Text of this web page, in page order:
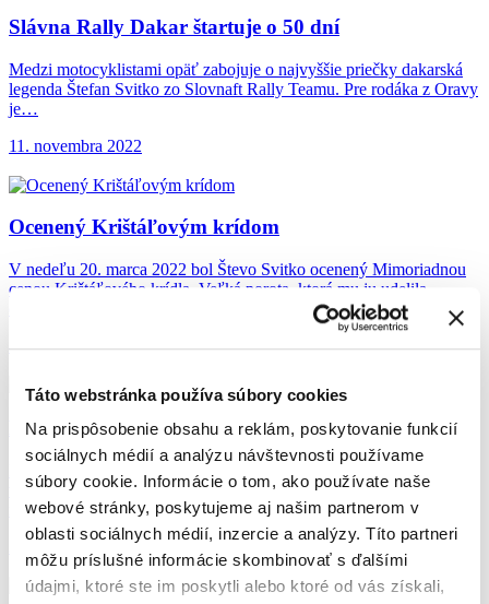
Táto webstránka používa súbory cookies
Na prispôsobenie obsahu a reklám, poskytovanie funkcií
sociálnych médií a analýzu návštevnosti používame
súbory cookie. Informácie o tom, ako používate naše
webové stránky, poskytujeme aj našim partnerom v
oblasti sociálnych médií, inzercie a analýzy. Títo partneri
môžu príslušné informácie skombinovať s ďalšími
údajmi, ktoré ste im poskytli alebo ktoré od vás získali,
Slávna Rally Dakar štartuje o 50 dní
Medzi motocyklistami opäť zabojuje o najvyššie priečky dakarská
legenda Štefan Svitko zo Slovnaft Rally Teamu. Pre rodáka z Oravy
je…
11. novembra 2022
Ocenený Krištáľovým krídom
V nedeľu 20. marca 2022 bol Števo Svitko ocenený Mimoriadnou
cenou Krištáľového krídla. Veľká porota, ktorá mu ju udelila
8. apríla 2022
Dobojované: Svitko dvanásty
Najúspešnejší slovenský motocyklový jazdec Štefan Svitko sa
v sobotu 15. januára 2022 v noci vrátil z najnáročnejšej maratónskej
rely sveta v Saudskej Arábii.